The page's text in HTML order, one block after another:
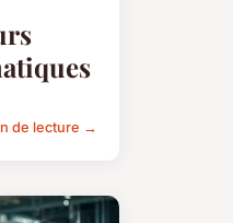
de lecture →